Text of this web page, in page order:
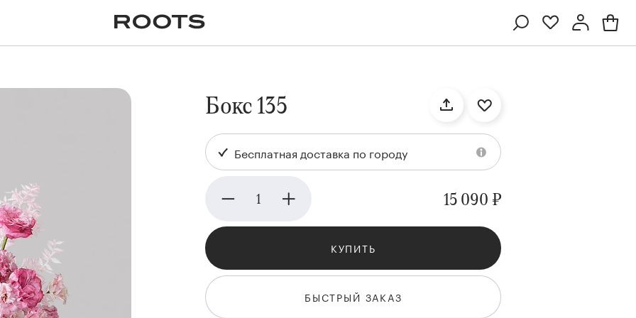
Профиль
Ампельные
Kenzan
Бокс 135
Бесплатная доставка по городу
15 090 ₽
КУПИТЬ
БЫСТРЫЙ ЗАКАЗ